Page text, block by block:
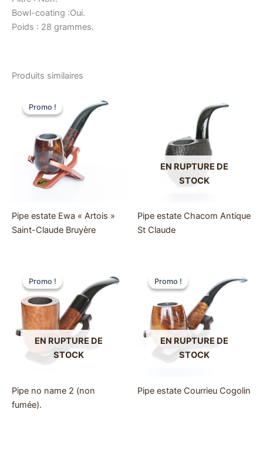
Bowl-coating :Oui.
Poids : 28 grammes.
Produits similaires
Promo !
Promo !
Pipe estate Ewa « Artois »
Saint-Claude Bruyère
EN RUPTURE DE
STOCK
Pipe estate Chacom Antique
St Claude
Promo !
EN RUPTURE DE
STOCK
Promo !
Pipe no name 2 (non
fumée).
Promo !
EN RUPTURE DE
STOCK
Promo !
Pipe estate Courrieu Cogolin